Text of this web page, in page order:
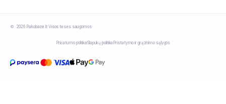
2026 Pakobaze.lt Visos tesės saugomos
Privatumo politikaSlapukų politika Pristatymo ir grąžinimo sąlygos